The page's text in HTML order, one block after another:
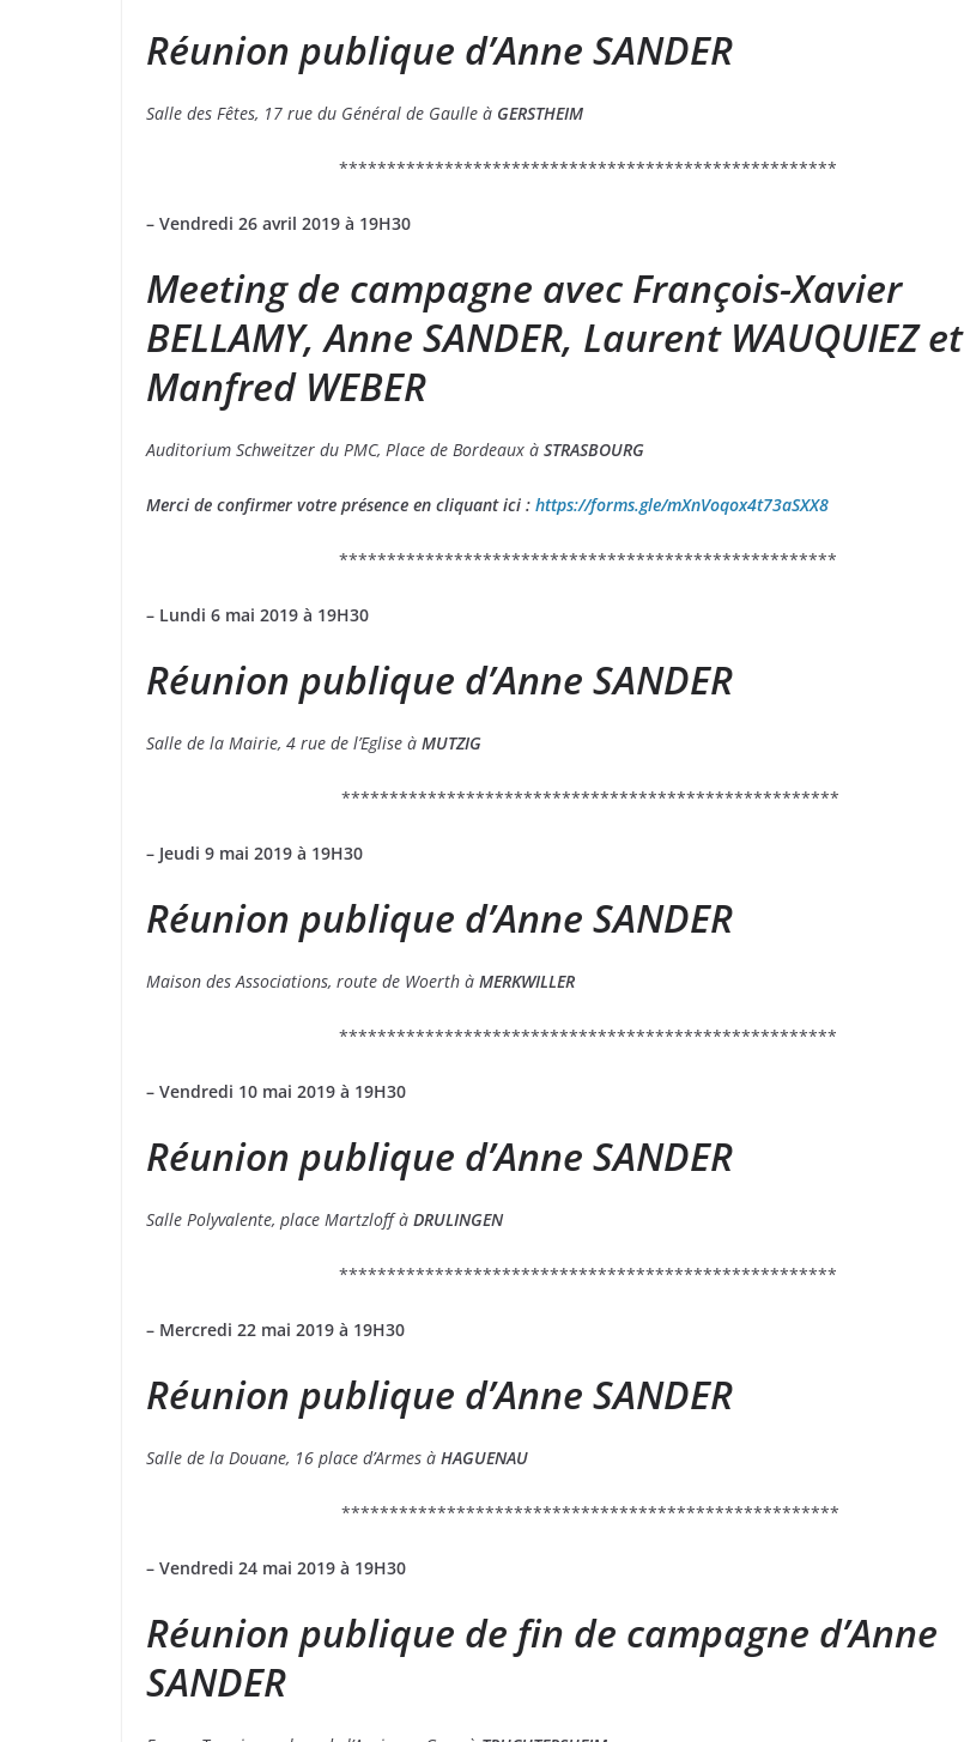
Réunion publique d’Anne SANDER
Salle des Fêtes, 17 rue du Général de Gaulle à GERSTHEIM
****************************************************
– Vendredi 26 avril 2019 à 19H30
Meeting de campagne avec François-Xavier
BELLAMY, Anne SANDER, Laurent WAUQUIEZ et
Manfred WEBER
Auditorium Schweitzer du PMC, Place de Bordeaux à STRASBOURG
Merci de confirmer votre présence en cliquant ici : https://forms.gle/mXnVoqox4t73aSXX8
****************************************************
– Lundi 6 mai 2019 à 19H30
Réunion publique d’Anne SANDER
Salle de la Mairie, 4 rue de l’Eglise à MUTZIG
****************************************************
– Jeudi 9 mai 2019 à 19H30
Réunion publique d’Anne SANDER
Maison des Associations, route de Woerth à MERKWILLER
****************************************************
– Vendredi 10 mai 2019 à 19H30
Réunion publique d’Anne SANDER
Salle Polyvalente, place Martzloff à DRULINGEN
****************************************************
– Mercredi 22 mai 2019 à 19H30
Réunion publique d’Anne SANDER
Salle de la Douane, 16 place d’Armes à HAGUENAU
****************************************************
– Vendredi 24 mai 2019 à 19H30
Réunion publique de fin de campagne d’Anne
SANDER